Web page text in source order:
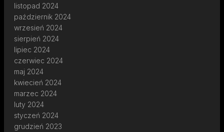
listopad 2024
październik 2024
wrzesień 2024
sierpień 2024
lipiec 2024
czerwiec 2024
maj 2024
kwiecień 2024
marzec 2024
luty 2024
styczeń 2024
grudzień 2023